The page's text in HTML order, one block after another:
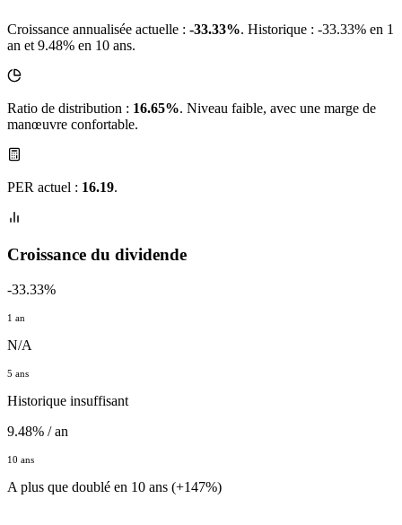
Croissance annualisée actuelle : -33.33%. Historique : -33.33% en 1
an et 9.48% en 10 ans.
Ratio de distribution : 16.65%. Niveau faible, avec une marge de
manœuvre confortable.
PER actuel : 16.19.
Croissance du dividende
-33.33%
1 an
N/A
5 ans
Historique insuffisant
9.48% / an
10 ans
A plus que doublé en 10 ans (+147%)